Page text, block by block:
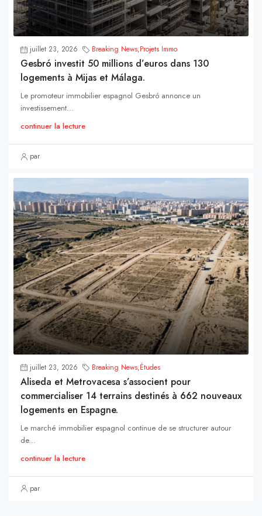
juillet 23, 2026 Breaking News,Projets Immo
Gesbró investit 50 millions d’euros dans 130
logements à Mijas et Málaga.
Le promoteur immobilier espagnol Gesbró annonce un
investissement...
continuer la lecture
par
juillet 23, 2026 Breaking News,Études
Aliseda et Metrovacesa s’associent pour
commercialiser 14 terrains destinés à 662 nouveaux
logements en Espagne.
Le marché immobilier espagnol continue de se structurer autour
de...
continuer la lecture
par